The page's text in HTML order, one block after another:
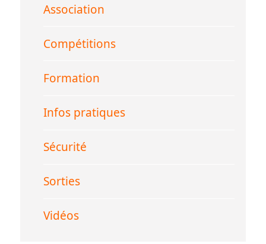
Association
Compétitions
Formation
Infos pratiques
Sécurité
Sorties
Vidéos